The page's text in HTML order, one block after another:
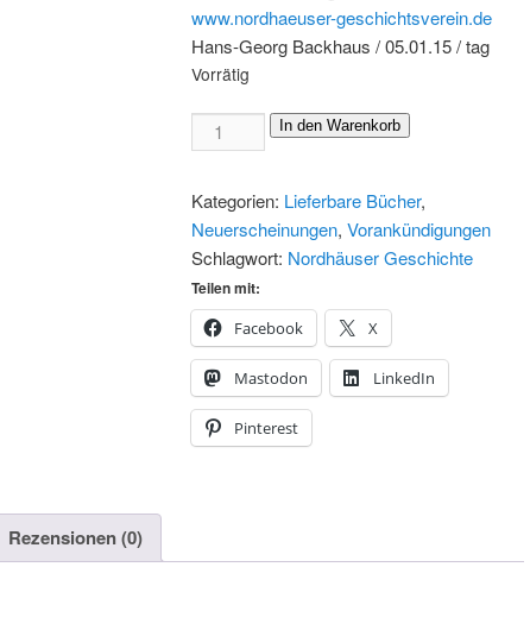
www.nordhaeuser-geschichtsverein.de
Hans-Georg Backhaus /05.01.15/tag
Vorrätig
Beiträge
zur
Nordhausen
Bd.
39
Menge
In den Warenkorb
Kategorien: Lieferbare Bücher,
Neuerscheinungen, Vorankündigungen
Schlagwort: Nordhäuser Geschichte
Teilen mit:
Facebook
X
Mastodon LinkedIn
Pinterest
Rezensionen (0)